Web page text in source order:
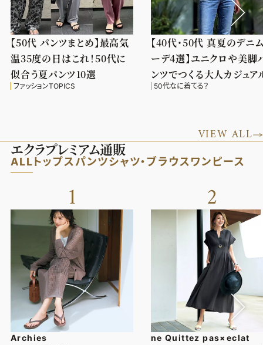
【50代 パンツまとめ】最高気
温35度の日はこれ！50代に
似合う夏パンツ10選
ファッションTOPICS
【40代・50代 真夏のデニ
ーデ4選】ユニクロや美脚
ンツでつくる大人カジュア
50代なに着てる？
VIEW ALL
エクラプレミアム通販
ALLトップスパンツシャツ・ブラウスワンピース
1
Archies
2
ne Quittez pas×eclat